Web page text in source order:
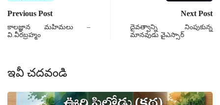
Previous Post
కాలజ్ఞాన మహిమలు –
వి.వీరబ్రహ్మం
Next Post
దైవత్వాన్ని నింపుకున్న
మానవుడు వైఎస్సార్
ఇవీ చదవండి